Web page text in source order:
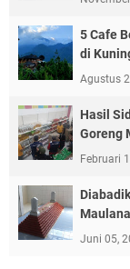
5 Cafe
di
Agustus
Hasil
Goreng
Februari
Juni 05,